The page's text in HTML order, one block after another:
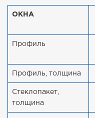
ОКНА
Профиль
Профиль, толщина
Стеклопакет,
толщина